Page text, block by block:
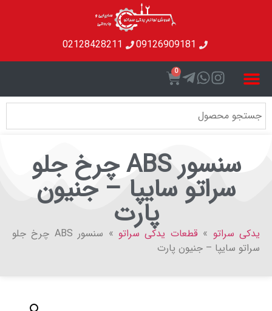
09126909181
02128428211
0
سنسور ABS چرخ جلو
سراتو سایپا – جنیون
پارت
»قطعات یدکی سراتو»
سنسور ABS چرخ جلو
– جنیون پارت